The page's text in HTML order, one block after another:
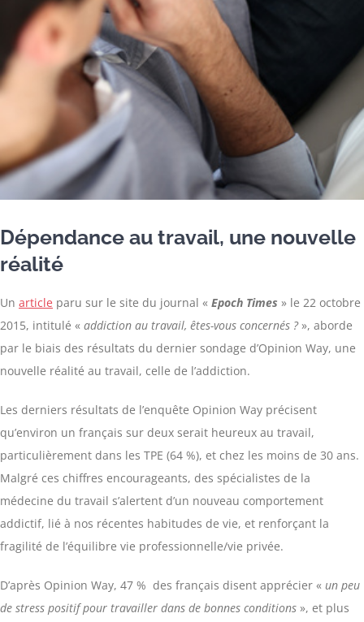
Dépendance au travail, une nouvelle
réalité
Un article paru sur le site du journal « Epoch Times » le 22 octobre
2015, intitulé « addiction au travail, êtes-vous concernés ?», aborde
par le biais des résultats du dernier sondage d’Opinion Way, une
nouvelle réalité au travail, celle de l’addiction.
Les derniers résultats de l’enquête Opinion Way précisent
qu’environ un français sur deux serait heureux au travail,
particulièrement dans les TPE (64 %), et chez les moins de 30 ans.
Malgré ces chiffres encourageants, des spécialistes de la
médecine du travail s’alertent d’un nouveau comportement
addictif, lié à nos récentes habitudes de vie, et renforçant la
fragilité de l’équilibre vie professionnelle/vie privée.
D’après Opinion Way, 47 % des français disent apprécier « un peu
de stress positif pour travailler dans de bonnes conditions », et plus